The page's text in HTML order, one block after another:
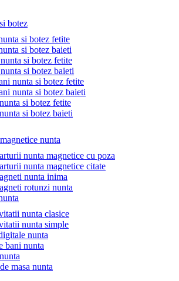
botez
si botez fetite
si botez baieti
si botez fetite
si botez baieti
nunta si botez fetite
nunta si botez baieti
si botez fetite
si botez baieti
nunta
nunta magnetice cu poza
nunta magnetice citate
nunta inima
rotunzi nunta
nunta clasice
nunta simple
nunta
bani nunta
masa nunta